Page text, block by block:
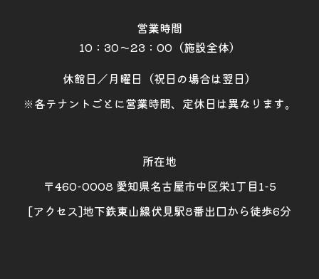
営業時間
10：30～23：00（施設全体）
休館日／月曜日（祝日の場合は翌日）
※各テナントごとに営業時間、定休日は異なります。
所在地
〒460-0008 愛知県名古屋市中区栄1丁目1-5
[アクセス]地下鉄東山線伏見駅8番出口から徒歩6分